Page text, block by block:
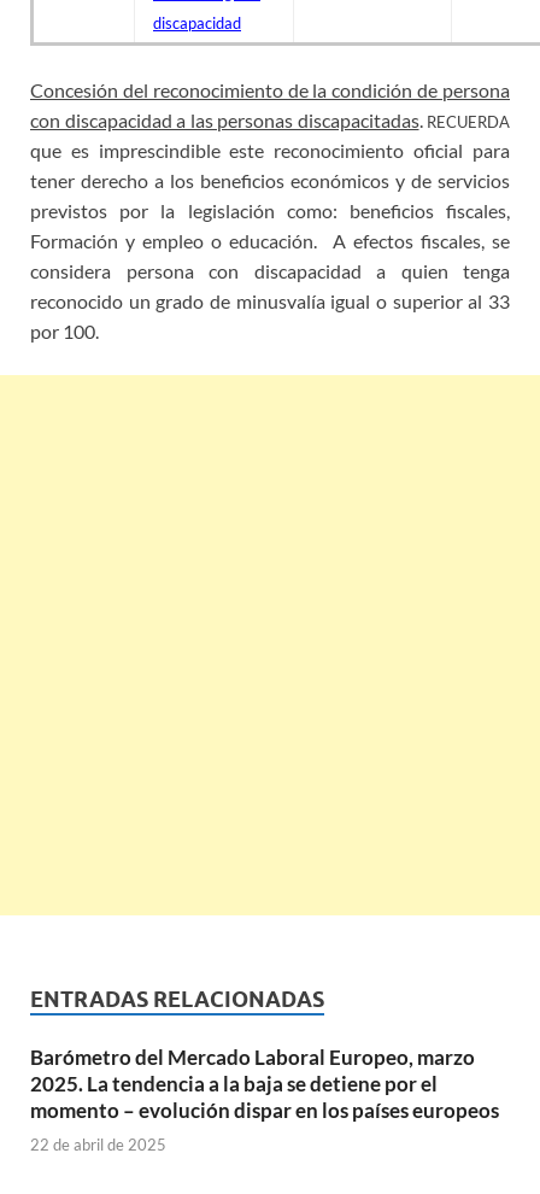
discapacidad
Concesión del reconocimiento de la condición de persona
con discapacidad a las personas discapacitadas. RECUERDA
que es imprescindible este reconocimiento oficial para
tener derecho a los beneficios económicos y de servicios
previstos por la legislación como: beneficios fiscales,
Formación y empleo o educación. A efectos fiscales, se
considera persona con discapacidad a quien tenga
reconocido un grado de minusvalía igual o superior al 33
por 100.
ENTRADAS RELACIONADAS
Barómetro del Mercado Laboral Europeo, marzo
2025. La tendencia a la baja se detiene por el
momento – evolución dispar en los países europeos
22 de abril de 2025